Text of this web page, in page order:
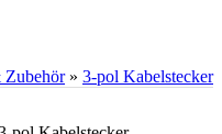
Zubehör» 3-pol Kabelstecker